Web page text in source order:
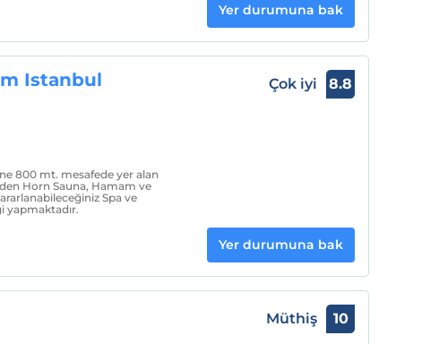
Yer durumuna bak
Istanbul
800 mt. mesafede yer alan
Horn Sauna, Hamam ve
Spa ve
yapmaktadır.
Çok iyi 8.8
Yer durumuna bak
Müthiş 10